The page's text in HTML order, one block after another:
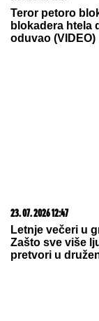
Teror petoro
blokadera htela
oduvao (VIDEO)
23. 07. 2026 12:47
Letnje večeri u
Zašto sve više
pretvori u